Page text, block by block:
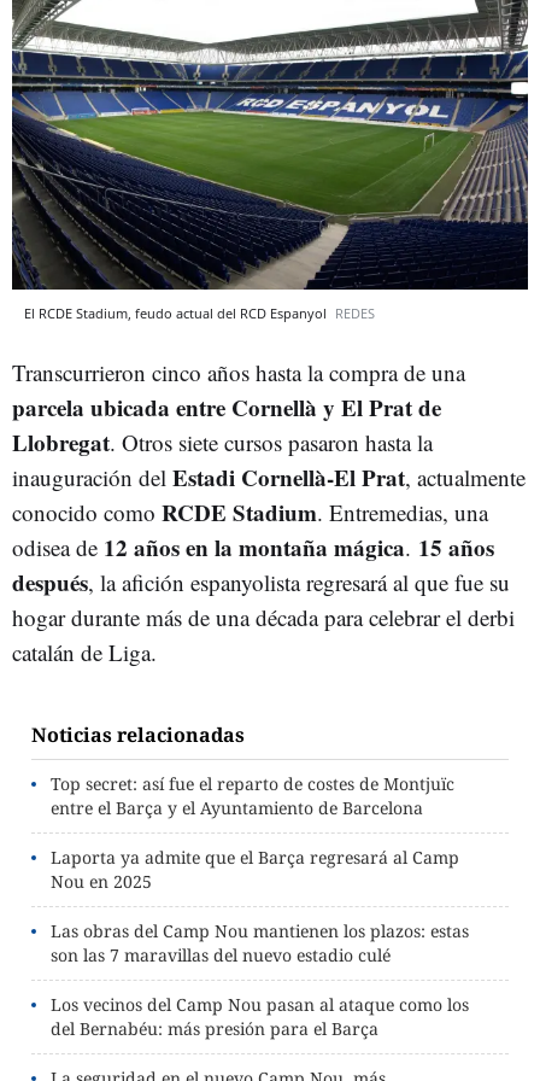
El RCDE Stadium, feudo actual del RCD Espanyol REDES
Transcurrieron cinco años hasta la compra de una
parcela ubicada entre Cornellà y El Prat de
Llobregat. Otros siete cursos pasaron hasta la
inauguración del Estadi Cornellà-El Prat, actualmente
conocido como RCDE Stadium. Entremedias, una
odisea de 12 años en la montaña mágica. 15 años
después, la afición espanyolista regresará al que fue su
hogar durante más de una década para celebrar el derbi
catalán de Liga.
Noticias relacionadas
Top secret: así fue el reparto de costes de Montjuïc
entre el Barça y el Ayuntamiento de Barcelona
Laporta ya admite que el Barça regresará al Camp
Nou en 2025
Las obras del Camp Nou mantienen los plazos: estas
son las 7 maravillas del nuevo estadio culé
Los vecinos del Camp Nou pasan al ataque como los
del Bernabéu: más presión para el Barça